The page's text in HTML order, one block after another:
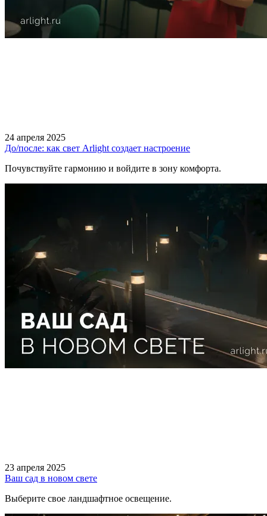
24 апреля 2025
До/после: как свет Arlight создает настроение
Почувствуйте гармонию и войдите в зону комфорта.
23 апреля 2025
Ваш сад в новом свете
Выберите свое ландшафтное освещение.